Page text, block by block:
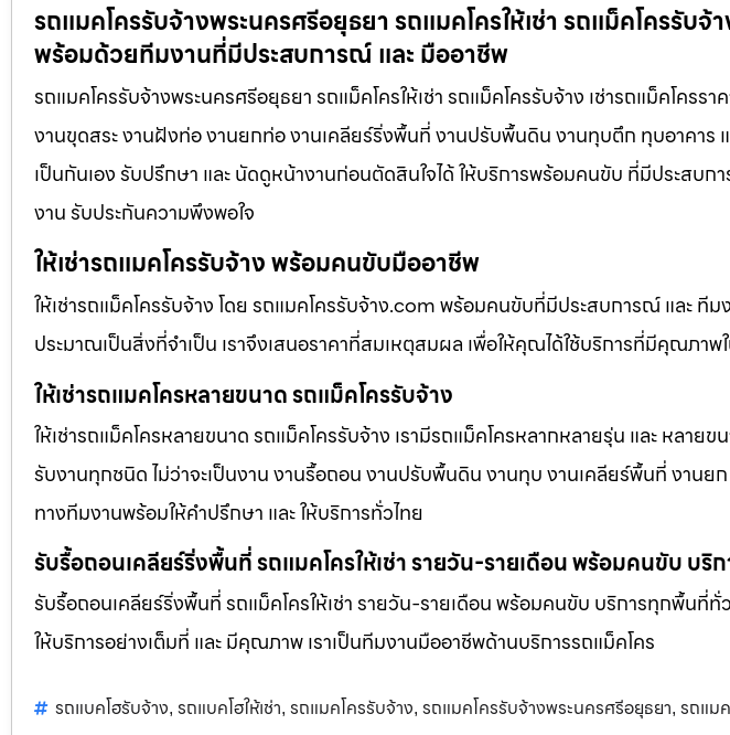
รถแมคโครรับจ้างพระนครศรีอยุธยา รถแมคโครให้เช่า รถแม็คโครรับจ้
พร้อมด้วยทีมงานที่มีประสบการณ์ และ มืออาชีพ
รถแมคโครรับจ้างพระนครศรีอยุธยา รถแม็คโครให้เช่า รถแม็คโครรับจ้าง เช่ารถแม็คโครร
งานขุดสระ งานฝังท่อ งานยกท่อ งานเคลียร์ริ่งพื้นที่ งานปรับพื้นดิน งานทุบตึก ทุบอาคาร
เป็นกันเอง รับปรึกษา และ นัดดูหน้างานก่อนตัดสินใจได้ ให้บริการพร้อมคนขับ ที่มีประสบก
งาน รับประกันความพึงพอใจ
ให้เช่ารถแมคโครรับจ้าง พร้อมคนขับมืออาชีพ
ให้เช่ารถแม็คโครรับจ้าง โดย รถแมคโครรับจ้าง.com พร้อมคนขับที่มีประสบการณ์ และ ที
ประมาณเป็นสิ่งที่จำเป็น เราจึงเสนอราคาที่สมเหตุสมผล เพื่อให้คุณได้ใช้บริการที่มีคุณภาพใ
ให้เช่ารถแมคโครหลายขนาด รถแม็คโครรับจ้าง
ให้เช่ารถแม็คโครหลายขนาด รถแม็คโครรับจ้าง เรามีรถแม็คโครหลากหลายรุ่น และ หลา
รับงานทุกชนิด ไม่ว่าจะเป็นงาน งานรื้อถอน งานปรับพื้นดิน งานทุบ งานเคลียร์พื้นที่ งานย
ทางทีมงานพร้อมให้คำปรึกษา และ ให้บริการทั่วไทย
รับรื้อถอนเคลียร์ริ่งพื้นที่ รถแมคโครให้เช่า รายวัน-รายเดือน พร้อมคนขับ บริ
รับรื้อถอนเคลียร์ริ่งพื้นที่ รถแม็คโครให้เช่า รายวัน-รายเดือน พร้อมคนขับ บริการทุกพื้นที่ทั่
ให้บริการอย่างเต็มที่ และ มีคุณภาพ เราเป็นทีมงานมืออาชีพด้านบริการรถแม็คโคร
รถแบคโฮรับจ้าง, รถแบคโฮให้เช่า, รถแมคโครรับจ้าง, รถแมคโครรับจ้างพระนครศรีอยุธยา, รถแมค